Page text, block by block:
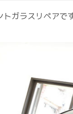
トガラスリペアで